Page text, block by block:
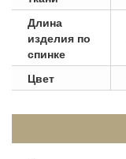
Длина
изделия по
спинке
Цвет